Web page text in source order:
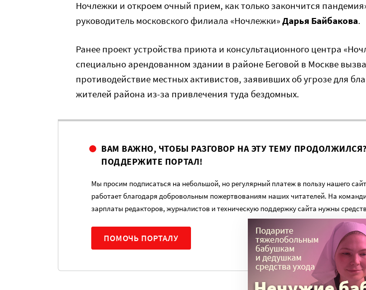
Ночлежки и откроем очный прием, как только закончится
руководитель московского филиала «Ночлежки»Дарья Байбакова.
Ранее проект устройства приюта и консультационного центра
специально арендованном здании в районе Беговой в Москве
противодействие местных активистов, заявивших об угрозе для
жителей района из-за привлечения туда бездомных.
ВАМ ВАЖНО, ЧТОБЫ РАЗГОВОР НА ЭТУ ТЕМУ ПРОДОЛЖИЛСЯ?
ПОДДЕРЖИТЕ ПОРТАЛ!
Мы просим подписаться на небольшой, но регулярный платеж в пользу нашего
работает благодаря добровольным пожертвованиям наших читателей. На
зарплаты редакторов, журналистов и техническую поддержку сайта нужны
ПОМОЧЬ ПОРТАЛУ